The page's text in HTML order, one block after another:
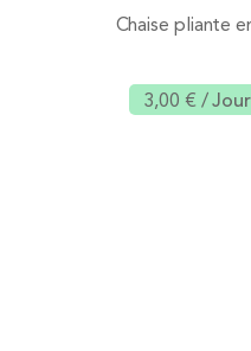
Chaise pliante
3,00 € / Jour